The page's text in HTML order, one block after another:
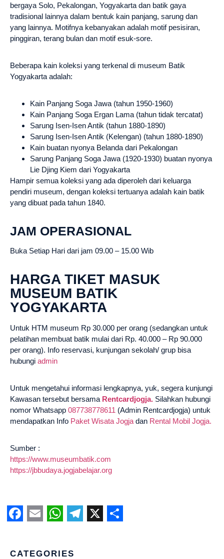
bergaya Solo, Pekalongan, Yogyakarta dan batik gaya
tradisional lainnya dalam bentuk kain panjang, sarung dan
yang lainnya. Motifnya kebanyakan adalah motif pesisiran,
pinggiran, terang bulan dan motif esuk-sore.
Beberapa kain koleksi yang terkenal di museum Batik
Yogyakarta adalah:
Kain Panjang Soga Jawa (tahun 1950-1960)
Kain Panjang Soga Ergan Lama (tahun tidak tercatat)
Sarung Isen-Isen Antik (tahun 1880-1890)
Sarung Isen-Isen Antik (Kelengan) (tahun 1880-1890)
Kain buatan nyonya Belanda dari Pekalongan
Sarung Panjang Soga Jawa (1920-1930) buatan nyonya
Lie Djing Kiem dari Yogyakarta
Hampir semua koleksi yang ada diperoleh dari keluarga
pendiri museum, dengan koleksi tertuanya adalah kain batik
yang dibuat pada tahun 1840.
JAM OPERASIONAL
Buka Setiap Hari dari jam 09.00 – 15.00 Wib
HARGA TIKET MASUK
MUSEUM BATIK
YOGYAKARTA
Untuk HTM museum Rp 30.000 per orang (sedangkan untuk
pelatihan membuat batik mulai dari Rp. 40.000 – Rp 90.000
per orang). Info reservasi, kunjungan sekolah/ grup bisa
hubungi admin
Untuk mengetahui informasi lengkapnya, yuk, segera kunjungi
Kawasan tersebut bersama Rentcardjogja. Silahkan hubungi
nomor Whatsapp 087738778611 (Admin Rentcardjogja) untuk
mendapatkan Info Paket Wisata Jogja dan Rental Mobil Jogja.
Sumber :
https://www.museumbatik.com
https://jbbudaya.jogjabelajar.org
CATEGORIES